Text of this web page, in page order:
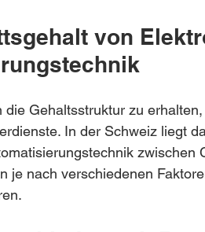
von
die Gehaltsstruktur zu
In der Schweiz liegt
zwischen
je nach verschiedenen